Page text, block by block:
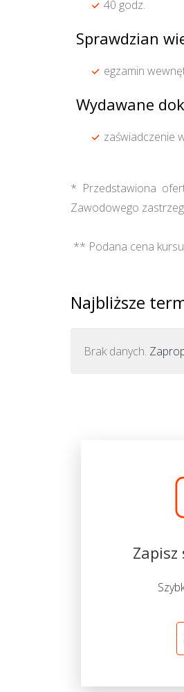
40 godz.
Sprawdzian
egzamin
Wydawane
zaświadczenie
* Przedstawiona
Zawodowego
** Podana cena
Najbliższe
Brak danych.
Zapisz